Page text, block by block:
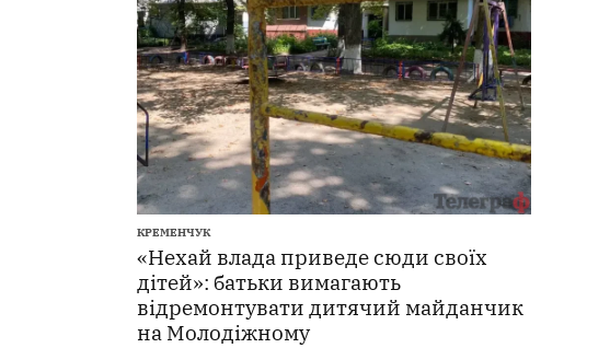
КРЕМЕНЧУК
«Нехай влада приведе сюди своїх
дітей»: батьки вимагають
відремонтувати дитячий майданчик
на Молодіжному